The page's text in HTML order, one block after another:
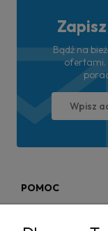
Bądź na
ofertami.
POMOC